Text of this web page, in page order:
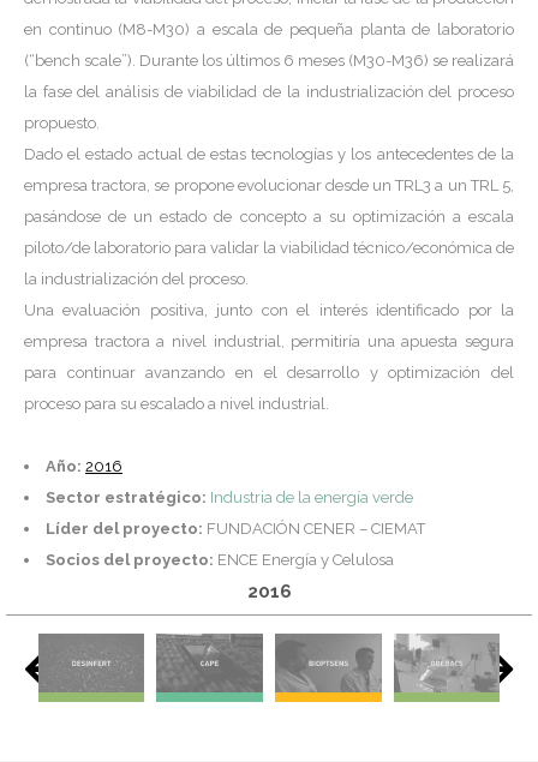
en continuo (M8-M30) a escala de pequeña planta de laboratorio
(“bench scale”). Durante los últimos 6 meses (M30-M36) se realizará
la fase del análisis de viabilidad de la industrialización del proceso
propuesto.
Dado el estado actual de estas tecnologías y los antecedentes de la
empresa tractora, se propone evolucionar desde un TRL3 a un TRL 5,
pasándose de un estado de concepto a su optimización a escala
piloto/de laboratorio para validar la viabilidad técnico/económica de
la industrialización del proceso.
Una evaluación positiva, junto con el interés identificado por la
empresa tractora a nivel industrial, permitiría una apuesta segura
para continuar avanzando en el desarrollo y optimización del
proceso para su escalado a nivel industrial.
Año: 2016
Sector estratégico: Industria de la energía verde
Líder del proyecto: FUNDACIÓN CENER – CIEMAT
Socios del proyecto: ENCE Energía y Celulosa
2016